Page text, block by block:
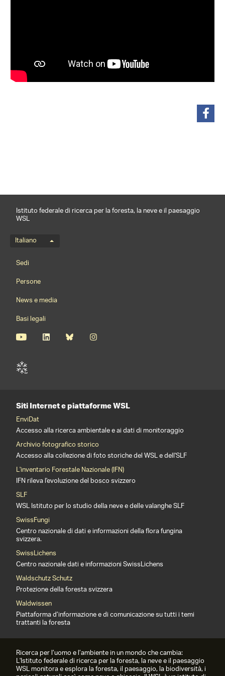
Istituto federale di ricerca per la foresta, la neve e il paesaggio
WSL
Menu della lingua
Italiano
Footernavigation
Sedi
Persone
News e media
Basi legali
Siti Internet e piattaforme WSL
EnviDat
Accesso alla ricerca ambientale e ai dati di monitoraggio
Archivio fotografico storico
Accesso alla collezione di foto storiche del WSL e dell'SLF
L'inventario Forestale Nazionale (IFN)
IFN rileva l'evoluzione del bosco svizzero
SLF
WSL Istituto per lo studio della neve e delle valanghe SLF
SwissFungi
Centro nazionale di dati e informazioni della flora fungina
svizzera.
SwissLichens
Centro nazionale dati e informazioni SwissLichens
Waldschutz Schutz
Protezione della foresta svizzera
Waldwissen
Piattaforma d’informazione e di comunicazione su tutti i temi
trattanti la foresta
Ricerca per l’uomo e l’ambiente in un mondo che cambia:
L'Istituto federale di ricerca per la foresta, la neve e il paesaggio
WSL monitora e esplora la foresta, il paesaggio, la biodiversità, i